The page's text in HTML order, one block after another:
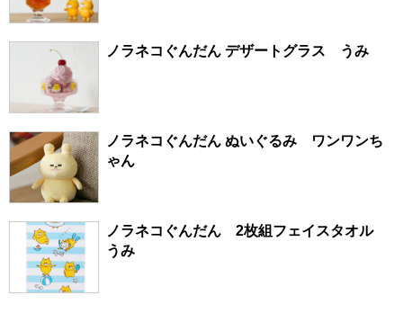
ノラネコぐんだん デザートグラス うみ
ノラネコぐんだん ぬいぐるみ ワンワンち
ゃん
ノラネコぐんだん 2枚組フェイスタオル
うみ